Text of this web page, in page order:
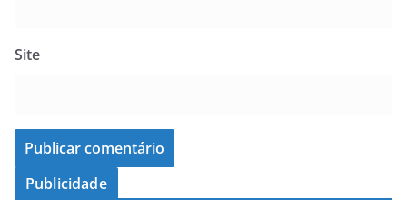
Site
Publicidade